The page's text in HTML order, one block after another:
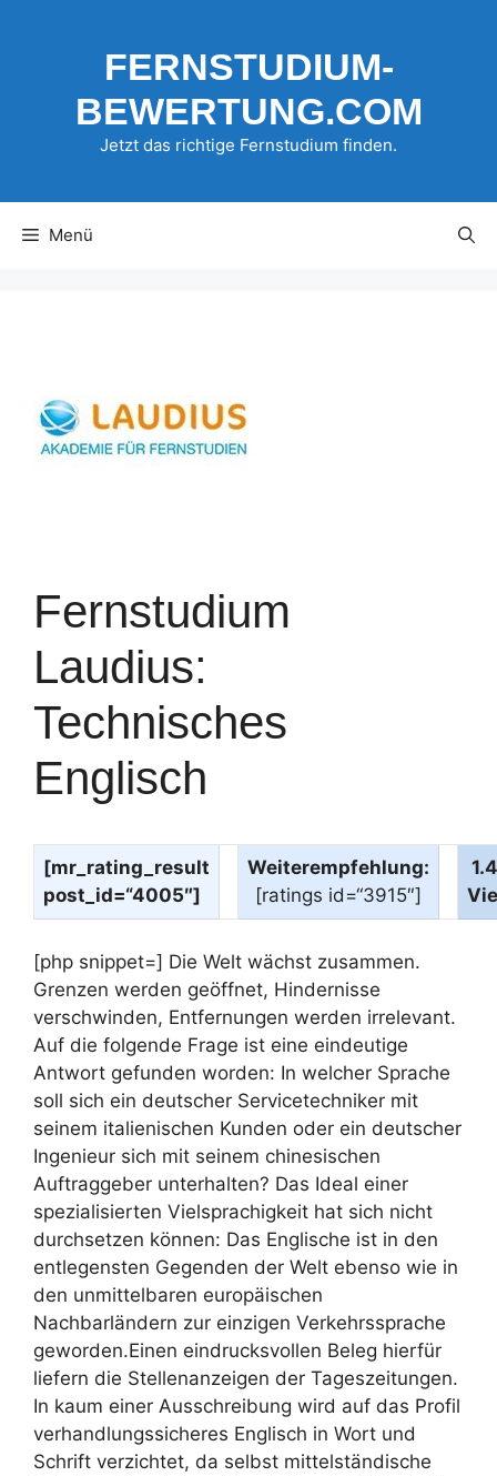
FERNSTUDIUM-
BEWERTUNG.COM
Jetzt das richtige Fernstudium finden.
Menü
Fernstudium
Laudius:
Technisches
Englisch
[mr_rating_result
post_id=“4005″]
Weiterempfehlung:
[ratings id=“3915″]
[php snippet=] Die Welt wächst zusammen.
Grenzen werden geöffnet, Hindernisse
verschwinden, Entfernungen werden irrelevant.
Auf die folgende Frage ist eine eindeutige
Antwort gefunden worden: In welcher Sprache
soll sich ein deutscher Servicetechniker mit
seinem italienischen Kunden oder ein deutscher
Ingenieur sich mit seinem chinesischen
Auftraggeber unterhalten? Das Ideal einer
spezialisierten Vielsprachigkeit hat sich nicht
durchsetzen können: Das Englische ist in den
entlegensten Gegenden der Welt ebenso wie in
den unmittelbaren europäischen
Nachbarländern zur einzigen Verkehrssprache
geworden.Einen eindrucksvollen Beleg hierfür
liefern die Stellenanzeigen der Tageszeitungen.
In kaum einer Ausschreibung wird auf das Profil
verhandlungssicheres Englisch in Wort und
Schrift verzichtet, da selbst mittelständische